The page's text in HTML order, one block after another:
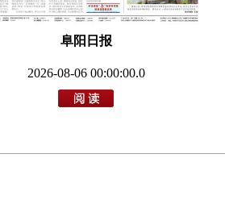
阜阳日报
2026-08-06 00:00:00.0